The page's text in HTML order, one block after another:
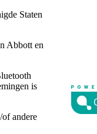
Staten
Abbott en
is
andere